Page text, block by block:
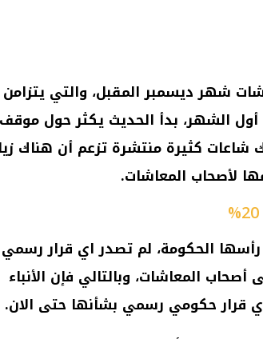
شهر ديسمبر المقبل، والتي يتزامن
أول الشهر، بدأ الحديث يكثر حول موقف
شاعات كثيرة منتشرة تزعم أن هناك
الحكومة، لم تصدر اي قرار رسمي
أصحاب المعاشات، وبالتالي فإن الأنباء
قرار حكومي رسمي بشأنها حتى الان.